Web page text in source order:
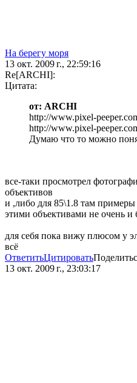
На берегу моря
13 окт. 2009 г., 22:59:16
Re[ARCHI]:
Цитата:
от: ARCHI
http://www.pixel-
http://www.pixel-
Думаю что то можно
все-таки просмотрел
объективов
и ,либо для 85\1.8 там
этими объективами не очень и
для себя пока вижу плюсом у
всё
ОтветитьЦитировать
13 окт. 2009 г., 23:03:17